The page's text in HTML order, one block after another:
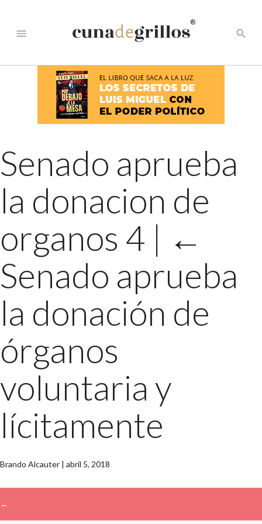
menu
®
search
Senado aprueba
la donacion de
organos 4 | ←
Senado aprueba
la donación de
órganos
voluntaria y
lícitamente
Brando Alcauter | abril 5, 2018
←